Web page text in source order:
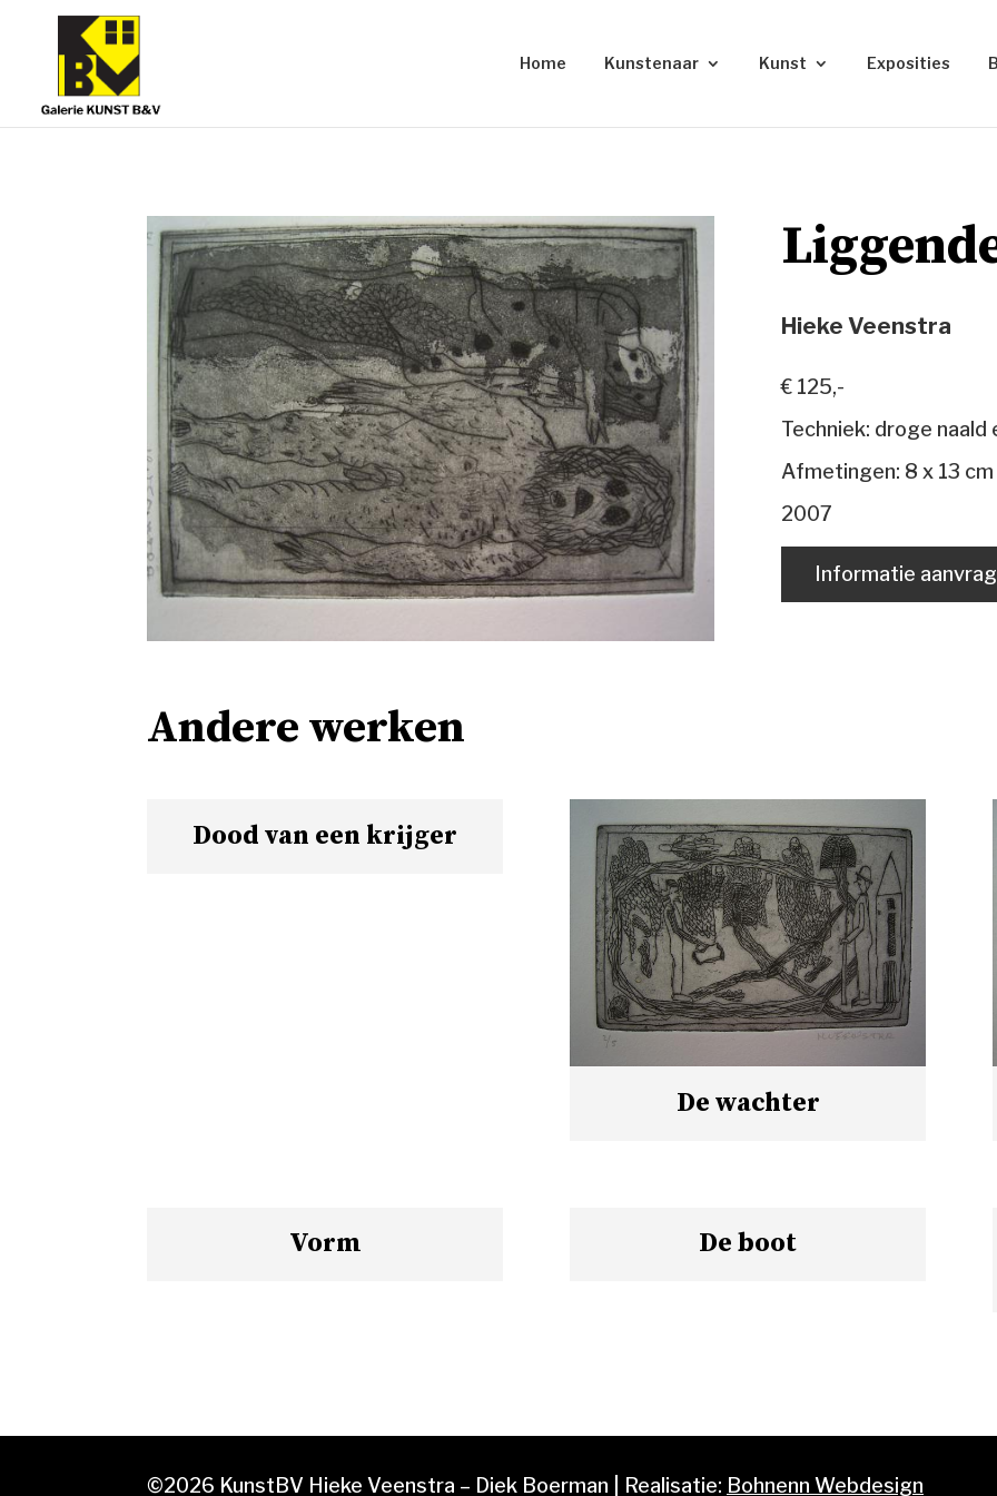
Home Kunstenaar Kunst Exposities
Hieke Veenstra
€ 125,-
Techniek: droge naald
Afmetingen: 8 x 13 cm
2007
Informatie
Andere werken
Dood van een krijger
De wachter
Vorm De boot
©2026 KunstBV Hieke Veenstra – Diek Boerman | Realisatie: Bohnenn Webdesign